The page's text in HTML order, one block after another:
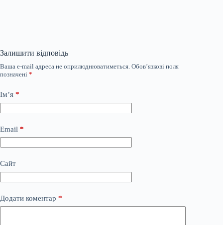
Залишити відповідь
Ваша e-mail адреса не оприлюднюватиметься. Обов’язкові поля
позначені *
Ім’я *
Email *
Сайт
Додати коментар *